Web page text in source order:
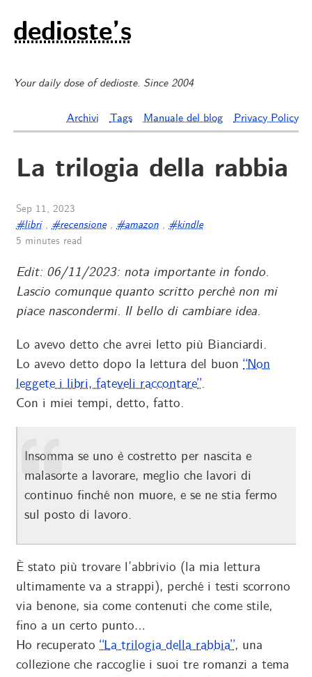
dedioste’s
Your daily dose of dedioste. Since 2004
Archivi Tags Manuale del blog Privacy Policy
La trilogia della rabbia
Sep 11, 2023
#libri,#recensione ,#amazon ,#kindle
5 minutes read
Edit: 06/11/2023: nota importante in fondo.
Lascio comunque quanto scritto perchè non mi
piace nascondermi. Il bello di cambiare idea.
Lo avevo detto che avrei letto più Bianciardi.
Lo avevo detto dopo la lettura del buon“Non
leggete i libri, fateveli raccontare”.
Con i miei tempi, detto, fatto.
Insomma se uno è costretto per nascita e
malasorte a lavorare, meglio che lavori di
continuo finché non muore, e se ne stia fermo
sul posto di lavoro.
È stato più trovare l’abbrivio (la mia lettura
ultimamente va a strappi), perché i testi scorrono
via benone, sia come contenuti che come stile,
fino a un certo punto…
Ho recuperato“La trilogia della rabbia”, una
collezione che raccoglie i suoi tre romanzi a tema